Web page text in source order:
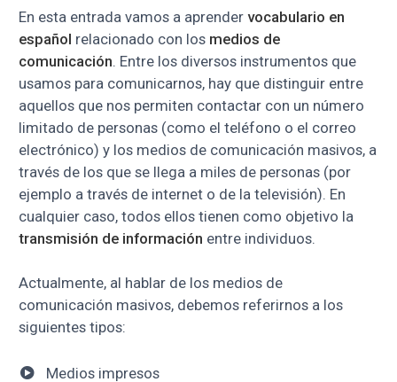
En esta entrada vamos a aprender vocabulario en
español relacionado con los medios de
comunicación. Entre los diversos instrumentos que
usamos para comunicarnos, hay que distinguir entre
aquellos que nos permiten contactar con un número
limitado de personas (como el teléfono o el correo
electrónico) y los medios de comunicación masivos, a
través de los que se llega a miles de personas (por
ejemplo a través de internet o de la televisión). En
cualquier caso, todos ellos tienen como objetivo la
transmisión de información entre individuos.
Actualmente, al hablar de los medios de
comunicación masivos, debemos referirnos a los
siguientes tipos:
Medios impresos